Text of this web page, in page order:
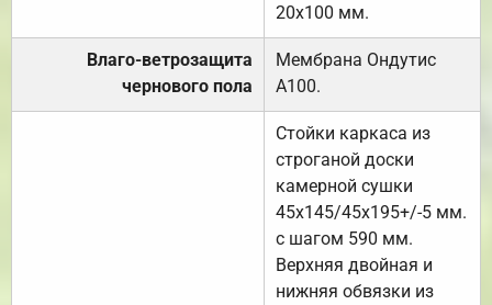
20х100 мм.
Влаго-ветрозащита
чернового пола
Мембрана Ондутис
А100.
Стойки каркаса из
строганой доски
камерной сушки
45х145/45х195+/-5 мм.
с шагом 590 мм.
Верхняя двойная и
нижняя обвязки из